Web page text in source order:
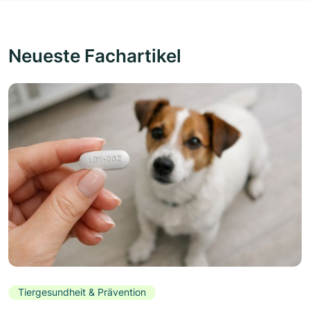
Neueste Fachartikel
Tiergesundheit & Prävention